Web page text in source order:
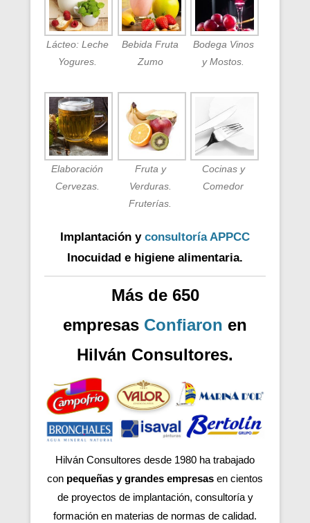
Lácteo: Leche
Yogures.
Bebida Fruta
Zumo
Bodega Vinos
y Mostos.
Elaboración
Cervezas.
Fruta y
Verduras.
Fruterías.
Cocinas y
Comedor
Implantación y consultoría APPCC
Inocuidad e higiene alimentaria.
Más de 650
empresas Confiaron en
Hilván Consultores.
Hilván Consultores desde 1980 ha trabajado
con pequeñas y grandes empresas en cientos
de proyectos de implantación, consultoría y
formación en materias de normas de calidad.